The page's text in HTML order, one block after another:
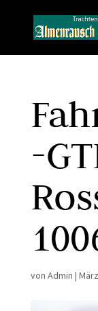
-
von Admin |